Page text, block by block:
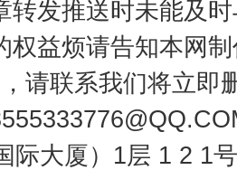
转发推送时未能及
权益烦请告知本网
请联系我们将立即
际大厦）1层 1 2 1